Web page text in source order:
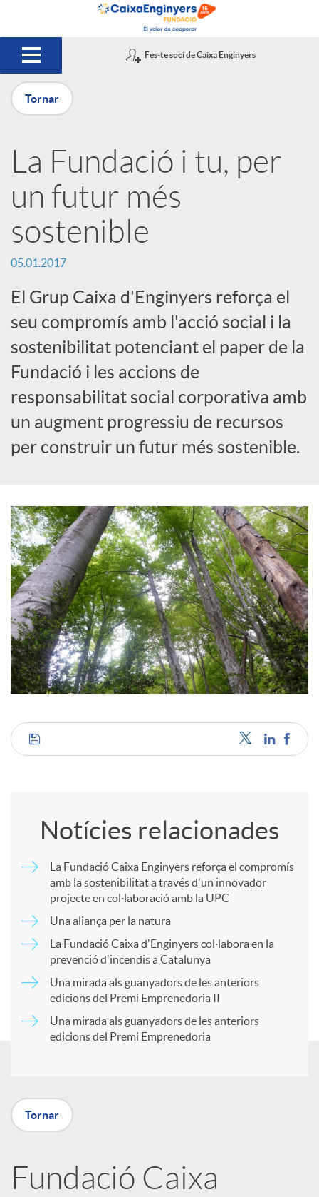
Fes-te soci de Caixa Enginyers
u
b
l
i
c
a
d
o
r
d
e
c
o
g
s
Tornar
La Fundació i tu, per
un futur més
sostenible
05.01.2017
El Grup Caixa d'Enginyers reforça el
seu compromís amb l'acció social i la
sostenibilitat potenciant el paper de la
Fundació i les accions de
responsabilitat social corporativa amb
un augment progressiu de recursos
per construir un futur més sostenible.
C
m
a
r
t
r
a
Notícies relacionades
La Fundació Caixa Enginyers reforça el compromís
amb la sostenibilitat a través d'un innovador
projecte en col·laboració amb la UPC
Una aliança per la natura
La Fundació Caixa d'Enginyers col·labora en la
prevenció d'incendis a Catalunya
Una mirada als guanyadors de les anteriors
edicions del Premi Emprenedoria II
Una mirada als guanyadors de les anteriors
edicions del Premi Emprenedoria
Tornar
Fundació Caixa